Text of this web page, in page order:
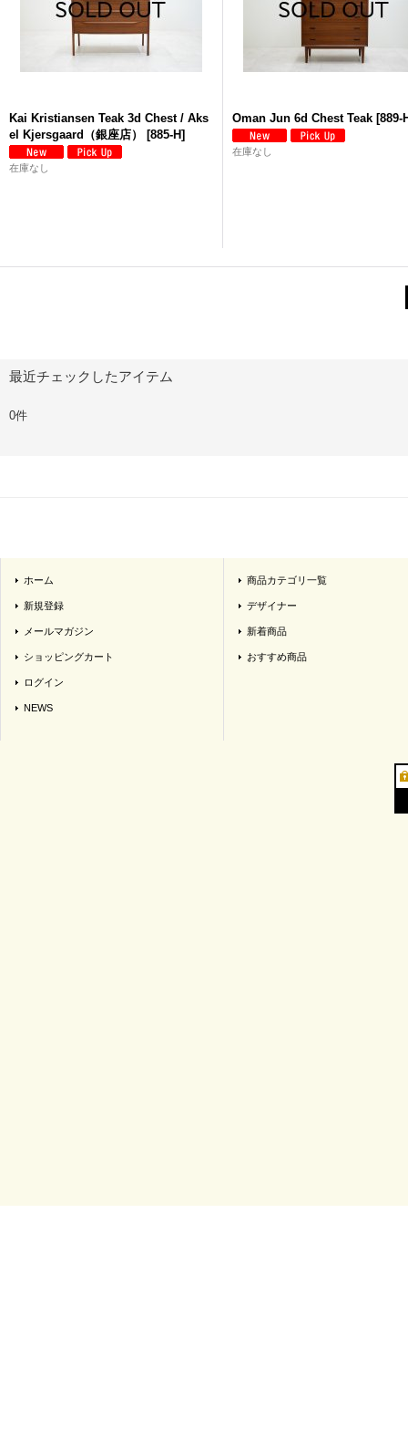
Kai Kristiansen Teak 3d Chest / Aks
el Kjersgaard（銀座店）
[885-H]
在庫なし
Oman Jun 6d Chest Teak [889-
在庫なし
最近チェックしたアイテム
0件
ホーム
新規登録
メールマガジン
ショッピングカート
ログイン
NEWS
商品カテゴリ一覧
デザイナー
新着商品
おすすめ商品